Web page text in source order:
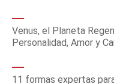
Venus, el Planeta
Personalidad, Amor y
11 formas expertas